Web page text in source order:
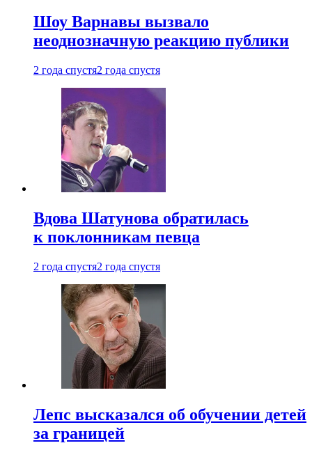
Шоу Варнавы вызвало
неоднозначную реакцию публики
2 года спустя2 года спустя
Вдова Шатунова обратилась
к поклонникам певца
2 года спустя2 года спустя
Лепс высказался об обучении детей
за границей